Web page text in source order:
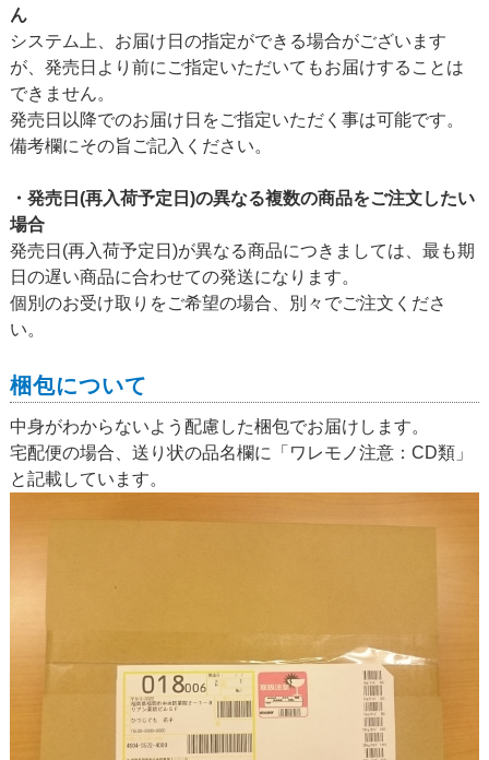
ん
システム上、お届け日の指定ができる場合がございます
が、発売日より前にご指定いただいてもお届けすることは
できません。
発売日以降でのお届け日をご指定いただく事は可能です。
備考欄にその旨ご記入ください。
・発売日(再入荷予定日)の異なる複数の商品をご注文したい
場合
発売日(再入荷予定日)が異なる商品につきましては、最も期
日の遅い商品に合わせての発送になります。
個別のお受け取りをご希望の場合、別々でご注文くださ
い。
梱包について
中身がわからないよう配慮した梱包でお届けします。
宅配便の場合、送り状の品名欄に「ワレモノ注意：CD類」
と記載しています。